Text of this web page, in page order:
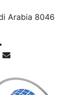
Arabia